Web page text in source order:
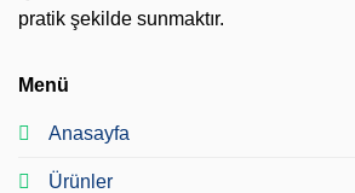
pratik şekilde sunmaktır.
Menü
Anasayfa
Ürünler